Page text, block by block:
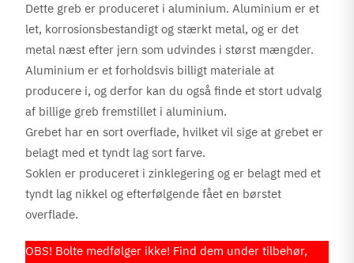
Dette greb er produceret i aluminium. Aluminium er et
let, korrosionsbestandigt og stærkt metal, og er det
metal næst efter jern som udvindes i størst mængder.
Aluminium er et forholdsvis billigt materiale at
producere i, og derfor kan du også finde et stort udvalg
af billige greb fremstillet i aluminium.
Grebet har en sort overflade, hvilket vil sige at grebet er
belagt med et tyndt lag sort farve.
Soklen er produceret i zinklegering og er belagt med et
tyndt lag nikkel og efterfølgende fået en børstet
overflade.
OBS! Bolte medfølger ikke! Find dem under tilbehør,